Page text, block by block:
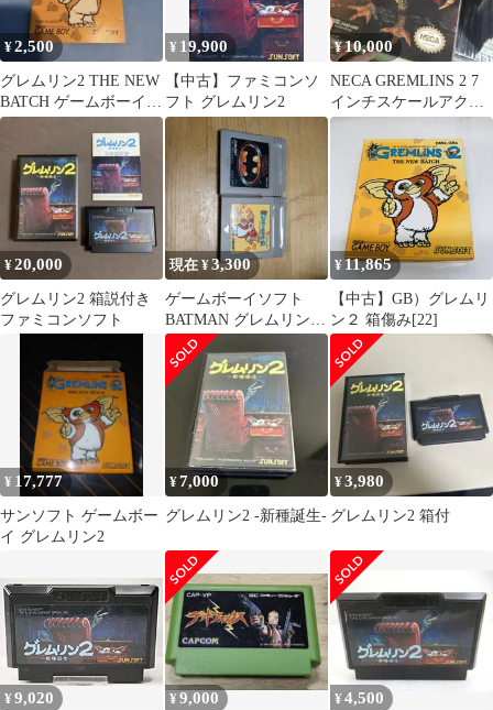
¥2,500
グレムリン2 THE NEW
BATCH ゲームボーイソ
フト【説明書のみ】
¥ 19,900
【中古】ファミコンソ
フト グレムリン2
¥10,000
NECA GREMLINS 2 7
インチスケールアクシ
ョンフィギュア 新品
¥20,000
グレムリン2 箱説付き
ファミコンソフト
現在 ¥3,300
ゲームボーイソフト
BATMAN グレムリン2
2本セット
¥11,865
【中古】GB）グレムリ
ン２ 箱傷み[22]
¥ 17,777
サンソフト ゲームボー
イ グレムリン2
¥7,000
グレムリン2 -新種誕生-
¥3,980
グレムリン2 箱付
¥9,020 ¥9,000 ¥4,500